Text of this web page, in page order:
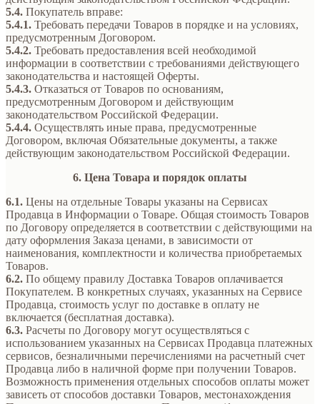
5.4. Покупатель вправе:
5.4.1. Требовать передачи Товаров в порядке и на условиях,
предусмотренным Договором.
5.4.2. Требовать предоставления всей необходимой
информации в соответствии с требованиями действующего
законодательства и настоящей Оферты.
5.4.3. Отказаться от Товаров по основаниям,
предусмотренным Договором и действующим
законодательством Российской Федерации.
5.4.4. Осуществлять иные права, предусмотренные
Договором, включая Обязательные документы, а также
действующим законодательством Российской Федерации.
6. Цена Товара и порядок оплаты
6.1. Цены на отдельные Товары указаны на Сервисах
Продавца в Информации о Товаре. Общая стоимость Товаров
по Договору определяется в соответствии с действующими на
дату оформления Заказа ценами, в зависимости от
наименования, комплектности и количества приобретаемых
Товаров.
6.2. По общему правилу Доставка Товаров оплачивается
Покупателем. В конкретных случаях, указанных на Сервисе
Продавца, стоимость услуг по доставке в оплату не
включается (бесплатная доставка).
6.3. Расчеты по Договору могут осуществляться с
использованием указанных на Сервисах Продавца платежных
сервисов, безналичными перечислениями на расчетный счет
Продавца либо в наличной форме при получении Товаров.
Возможность применения отдельных способов оплаты может
зависеть от способов доставки Товаров, местонахождения